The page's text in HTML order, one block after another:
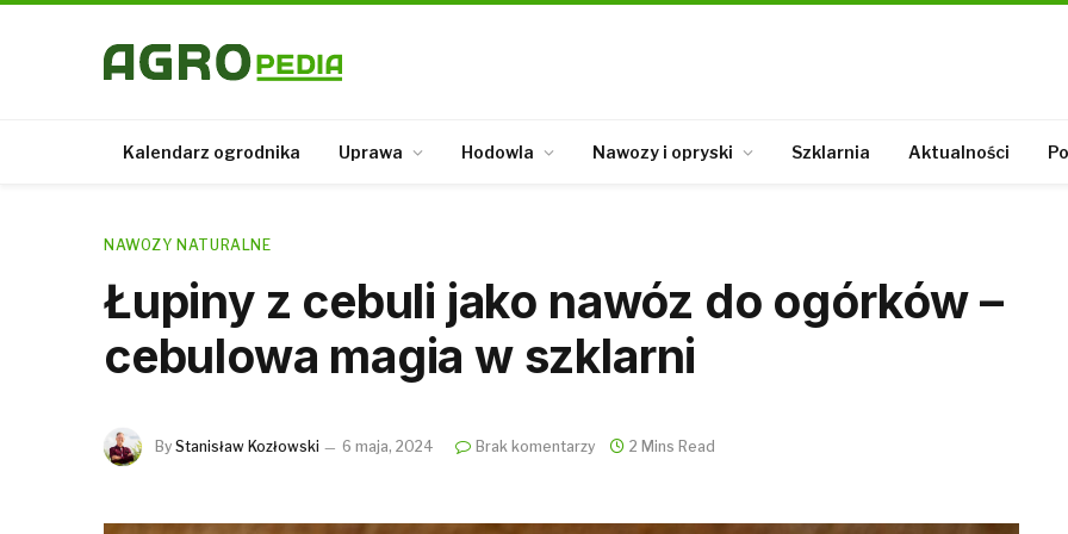
Kalendarz ogrodnika Uprawa Hodowla Nawozy i opryski Szklarnia Aktualności
NAWOZY NATURALNE
Łupiny z cebuli jako nawóz do ogórków –
cebulowa magia w szklarni
By Stanisław Kozłowski 6 maja, 2024 Brak komentarzy 2 Mins Read